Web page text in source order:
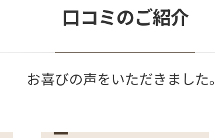
口コミのご紹介
お喜びの声をいただきました。